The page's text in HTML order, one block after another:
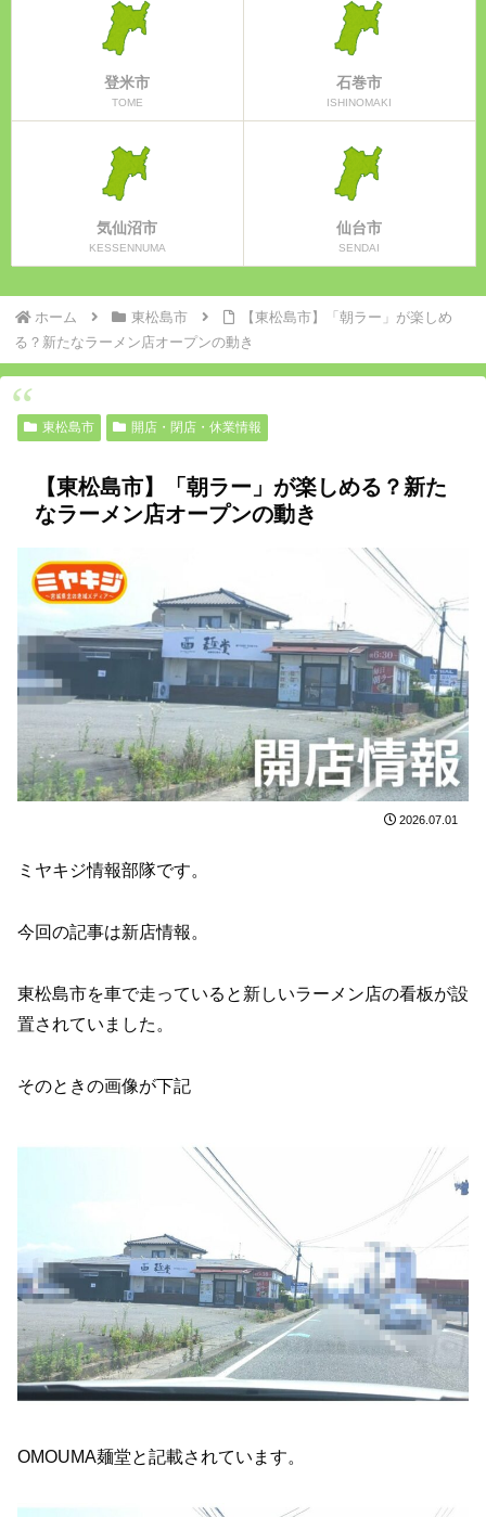
登米市
TOME
石巻市
ISHINOMAKI
気仙沼市
KESSENNUMA
仙台市
SENDAI
ホーム 東松島市
【東松島市】「朝ラー」が楽しめ
る？新たなラーメン店オープンの動き
東松島市 開店・閉店・休業情報
【東松島市】「朝ラー」が楽しめる？新た
なラーメン店オープンの動き
2026.07.01
ミヤキジ情報部隊です。
今回の記事は新店情報。
東松島市を車で走っていると新しいラーメン店の看板が設
置されていました。
そのときの画像が下記
OMOUMA麺堂と記載されています。